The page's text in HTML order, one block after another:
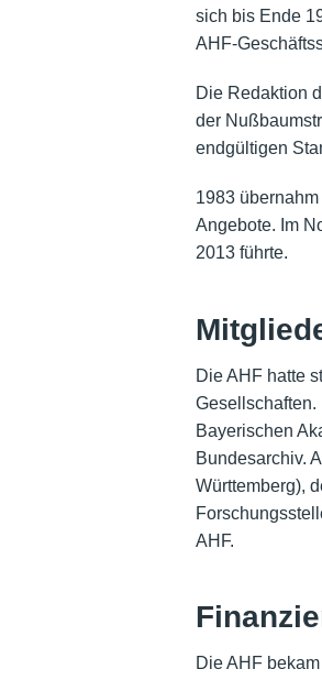
sich bis Ende
AHF-
Die Redaktion
der
endgültigen
1983 übernahm
Angebote. Im
2013 führte.
Die AHF hatte
Bayerischen
Bundesarchiv.
Württemberg),
AHF.
Die AHF